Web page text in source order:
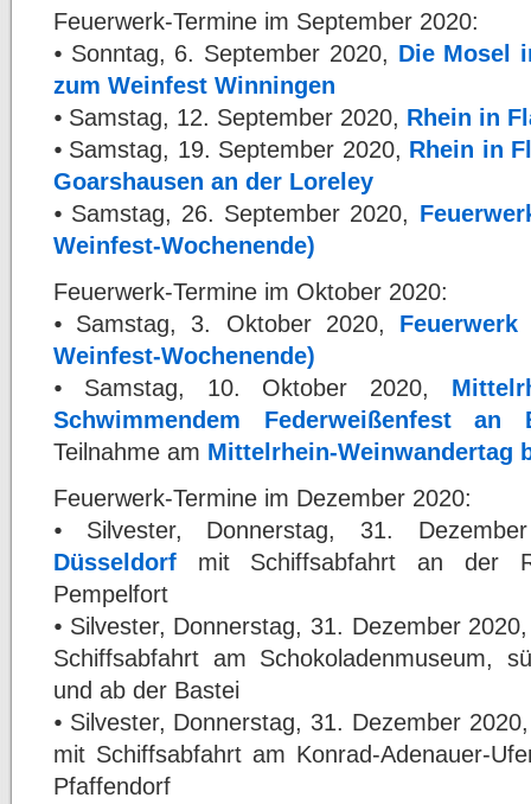
Feuerwerk-Termine im September 2020:
⦁ Sonntag, 6. September 2020, Die Mosel
zum Weinfest Winningen
⦁ Samstag, 12. September 2020, Rhein in
⦁ Samstag, 19. September 2020, Rhein in
Goarshausen an der Loreley
⦁ Samstag, 26. September 2020,
Weinfest-Wochenende)
Feuerwerk-Termine im Oktober 2020:
⦁ Samstag, 3. Oktober 2020,
Weinfest-Wochenende)
⦁ Samstag, 10. Oktober 2020,
Schwimmendem Federweißenfest an
Teilnahme am Mittelrhein-Weinwandertag
Feuerwerk-Termine im Dezember 2020:
⦁ Silvester, Donnerstag, 31.
Düsseldorf mit Schiffsabfahrt an der
Pempelfort
⦁ Silvester, Donnerstag, 31. Dezember
Schiffsabfahrt am Schokoladenmuseum,
und ab der Bastei
⦁ Silvester, Donnerstag, 31. Dezember
mit Schiffsabfahrt am Konrad-Adenauer-
Pfaffendorf